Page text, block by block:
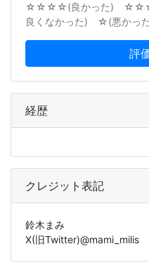
☆☆☆☆(良かった) ☆☆☆(
良くなかった) ☆(悪かっ
評
経歴
クレジット表記
鈴木まみ
X(旧Twitter)@mami_milis